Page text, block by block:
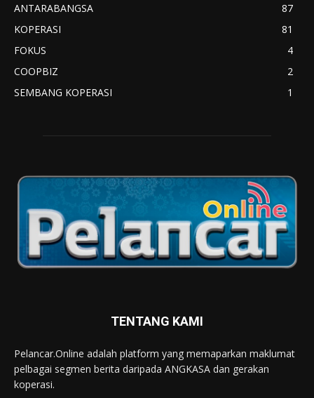
ANTARABANGSA
87
KOPERASI
81
FOKUS
4
COOPBIZ
2
SEMBANG KOPERASI
1
TENTANG KAMI
Pelancar.Online adalah platform yang memaparkan maklumat
pelbagai segmen berita daripada ANGKASA dan gerakan
koperasi.